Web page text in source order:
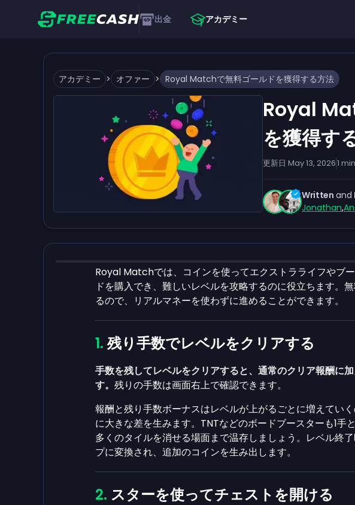
出金 アカデミー
アカデミー > オファー > Royal Matchで無料ゴールドを獲得する方法
Royal
を獲得す
更新日 May 13, 20261
Written and
Jonathan,
Royal Matchでは、コインを使ってエクストラライフやブ
ドを購入でき、難しいレベルを攻略するのに役立ちます。
るので、リアルマネーを使わずに進めることができます。
残り手数でレベルをクリアする
手数を残してレベルをクリアすると、通常のクリア報酬に
す。 残りの手数は画面右上で確認できます。
報酬と残り手数ボーナスはレベルが上がるごとに増えてい
に大きな差を生みます。TNTなどのボードブースターも1手
多くのタイルを消せる場面まで温存しましょう。レベル終
プに変換され、追加のコインを生み出します。
スターを使ってチェストを開ける